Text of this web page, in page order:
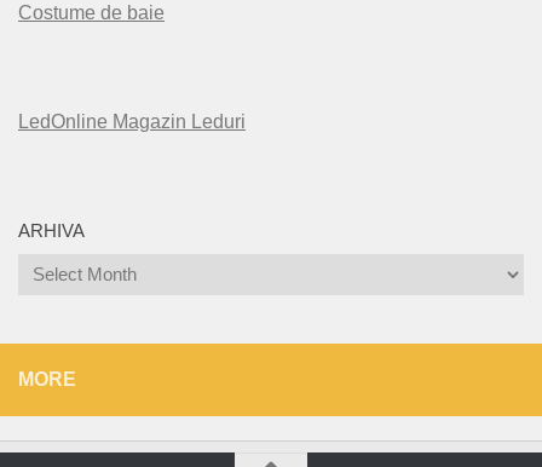
Costume de baie
LedOnline Magazin Leduri
ARHIVA
Arhiva
MORE